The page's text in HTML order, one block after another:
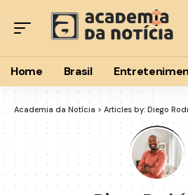
Home Brasil
Academia da Notícia > Articles by: Diego